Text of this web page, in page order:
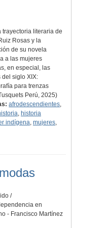
trayectoria literaria de
Rosas y la
de su novela
a las mujeres
en especial, las
del siglo XIX:
para trenzas
Perú, 2025)
afrodescendientes,
, historia
indígena, mujeres,
/
en
- Francisco Martínez